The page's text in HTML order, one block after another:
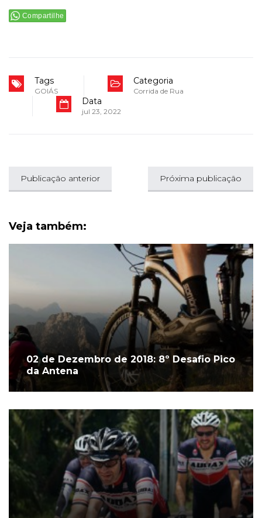
Compartilhe
Tags
GOIÁS
Categoria
Corrida de Rua
Data
jul 23, 2022
Publicação anterior Próxima publicação
Veja também:
02 de Dezembro de 2018: 8º Desafio Pico
da Antena